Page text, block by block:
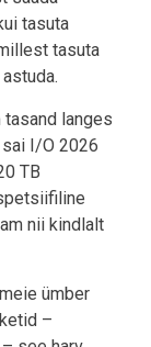
tasuta
tasuta
langes
I/O 2026
TB
nii kindlalt
ümber
–